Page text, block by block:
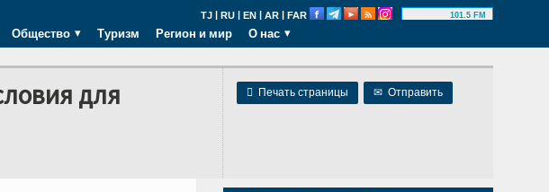
TJ | RU | EN | AR | FAR 101.5 FM
Общество Туризм Регион и мир О нас
 Печать страницы ✉ Отправить
для